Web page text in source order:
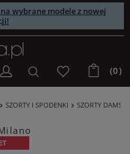
na wybrane modele z nowej
(0)
SZORTY I SPODENKI SZORTY